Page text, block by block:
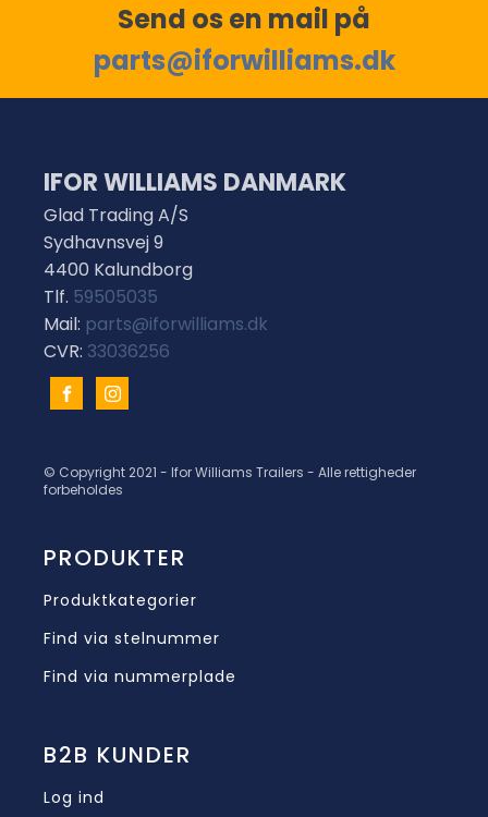
Send os en mail på
parts@iforwilliams.dk
IFOR WILLIAMS DANMARK
Glad Trading A/S
Sydhavnsvej 9
4400 Kalundborg
Tlf. 59505035
Mail: parts@iforwilliams.dk
CVR: 33036256
© Copyright 2021 - Ifor Williams Trailers - Alle rettigheder
forbeholdes
PRODUKTER
Produktkategorier
Find via stelnummer
Find via nummerplade
B2B KUNDER
Log ind